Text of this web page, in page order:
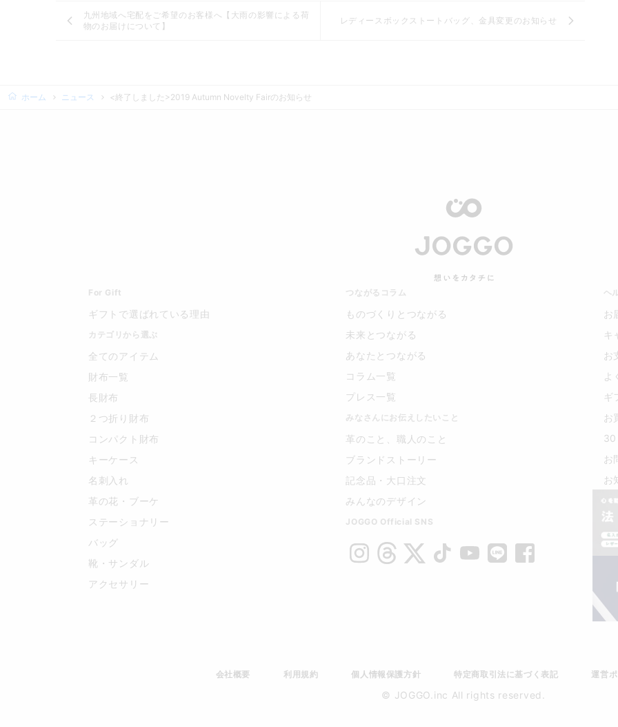
九州地域へ宅配をご希望のお客様へ【大雨の影響による荷
物のお届けについて】
レディースボックストートバッグ、金具変更のお知らせ
ホーム ニュース <終了しました>2019 Autumn Novelty Fairのお知らせ
For Gift
ギフトで選ばれている理由
カテゴリから選ぶ
全てのアイテム
財布一覧
長財布
２つ折り財布
コンパクト財布
キーケース
名刺入れ
革の花・ブーケ
ステーショナリー
バッグ
靴・サンダル
アクセサリー
つながるコラム
ものづくりとつながる
未来とつながる
あなたとつながる
コラム一覧
プレス一覧
みなさんにお伝えしたいこと
革のこと、職人のこと
ブランドストーリー
記念品・大口注文
みんなのデザイン
JOGGO Official SNS
ヘ
お
キ
お
よ
ギ
お
30
お
お
会社概要 利用規約 個人情報保護方針 特定商取引法に基づく表記 運営
© JOGGO.inc All rights reserved.